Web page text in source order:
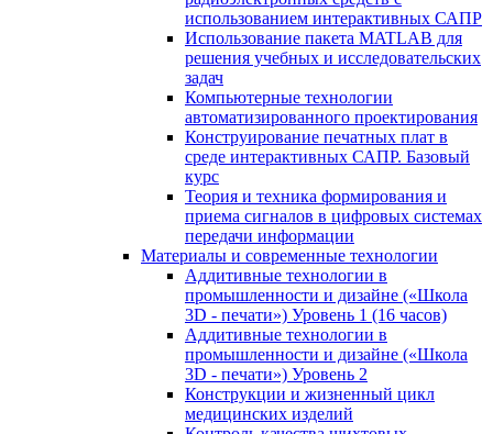
использованием интерактивных САПР
Использование пакета MATLAB для
решения учебных и исследовательских
задач
Компьютерные технологии
автоматизированного проектирования
Конструирование печатных плат в
среде интерактивных САПР. Базовый
курс
Теория и техника формирования и
приема сигналов в цифровых системах
передачи информации
Материалы и современные технологии
Аддитивные технологии в
промышленности и дизайне («Школа
3D - печати») Уровень 1 (16 часов)
Аддитивные технологии в
промышленности и дизайне («Школа
3D - печати») Уровень 2
Конструкции и жизненный цикл
медицинских изделий